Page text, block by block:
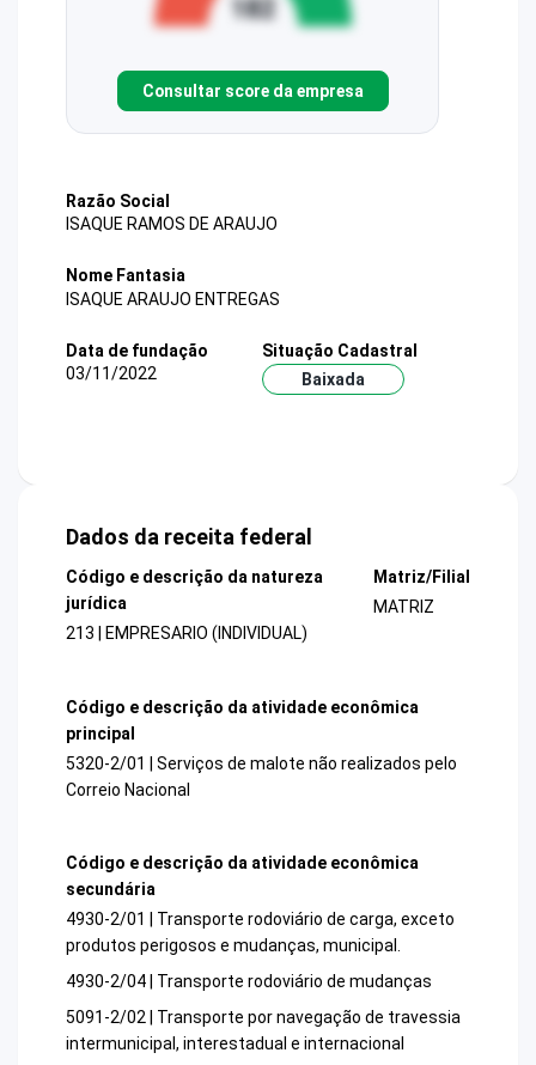
Consultar score da empresa
Razão Social
ISAQUE RAMOS DE ARAUJO
Nome Fantasia
ISAQUE ARAUJO ENTREGAS
Data de fundação
03/11/2022
Situação Cadastral
Baixada
Dados da receita federal
Código e descrição da natureza
jurídica
213 | EMPRESARIO (INDIVIDUAL)
Matriz/Filial
MATRIZ
Código e descrição da atividade econômica
principal
5320-2/01 | Serviços de malote não realizados pelo
Correio Nacional
Código e descrição da atividade econômica
secundária
4930-2/01 | Transporte rodoviário de carga, exceto
produtos perigosos e mudanças, municipal.
4930-2/04 | Transporte rodoviário de mudanças
5091-2/02 | Transporte por navegação de travessia
intermunicipal, interestadual e internacional